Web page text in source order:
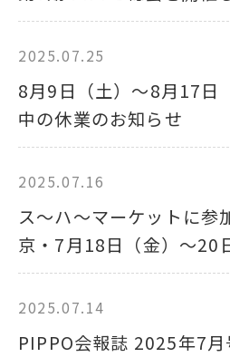
2025.07.25
8月9日（土）～8月17日
中の休業のお知らせ
2025.07.16
ス～ハ～マーケットに参
京・7月18日（金）～20
2025.07.14
PIPPO会報誌 2025年7